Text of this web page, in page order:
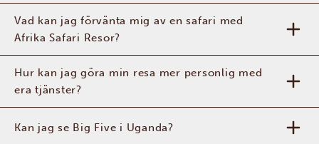
Vad kan jag förvänta mig av en safari med
Afrika Safari Resor?
Hur kan jag göra min resa mer personlig med
era tjänster?
Kan jag se Big Five i Uganda?